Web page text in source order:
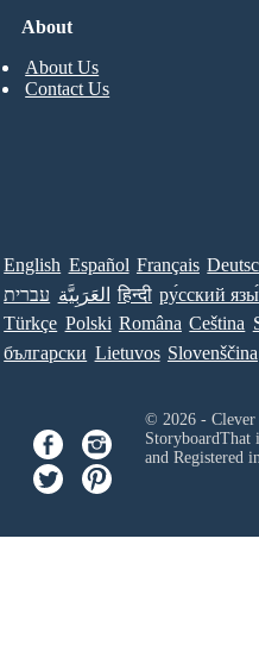
About
About Us
Contact Us
English Español Français
עברית العَرَبِيَّة हिन्दी ру́сский
Türkçe Polski Româna Ceština
български Lietuvos Slovenščina
© 2026 - Clever
StoryboardThat
and Registered